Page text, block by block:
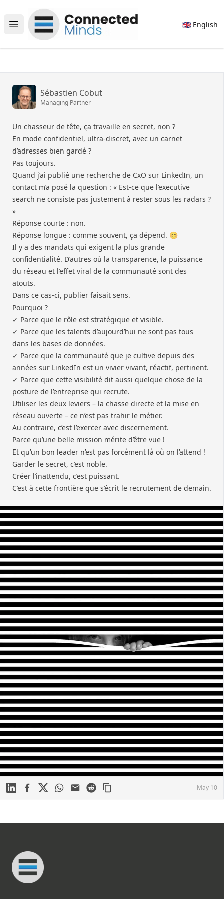
Open main menu
Connected Minds
🇬🇧 English
Sébastien Cobut
Managing Partner
Un chasseur de tête, ça travaille en secret, non ?
En mode confidentiel, ultra-discret, avec un carnet
d’adresses bien gardé ?
Pas toujours.
Quand j’ai publié une recherche de CxO sur LinkedIn, un
contact m’a posé la question : « Est-ce que l’executive
search ne consiste pas justement à rester sous les radars ?
»
Réponse courte : non.
Réponse longue : comme souvent, ça dépend. 😊
Il y a des mandats qui exigent la plus grande
confidentialité. D’autres où la transparence, la puissance
du réseau et l’effet viral de la communauté sont des
atouts.
Dans ce cas-ci, publier faisait sens.
Pourquoi ?
✓ Parce que le rôle est stratégique et visible.
✓ Parce que les talents d’aujourd’hui ne sont pas tous
dans les bases de données.
✓ Parce que la communauté que je cultive depuis des
années sur LinkedIn est un vivier vivant, réactif, pertinent.
✓ Parce que cette visibilité dit aussi quelque chose de la
posture de l’entreprise qui recrute.
Utiliser les deux leviers – la chasse directe et la mise en
réseau ouverte – ce n’est pas trahir le métier.
Au contraire, c’est l’exercer avec discernement.
Parce qu’une belle mission mérite d’être vue !
Et qu’un bon leader n’est pas forcément là où on l’attend !
Garder le secret, c’est noble.
Créer l’inattendu, c’est puissant.
C’est à cette frontière que s’écrit le recrutement de demain.
LinkedinFacebook
X WhatsApp
Mail Reddit May 10
Connected Minds